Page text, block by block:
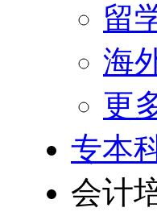
留
海
更
专本
会计